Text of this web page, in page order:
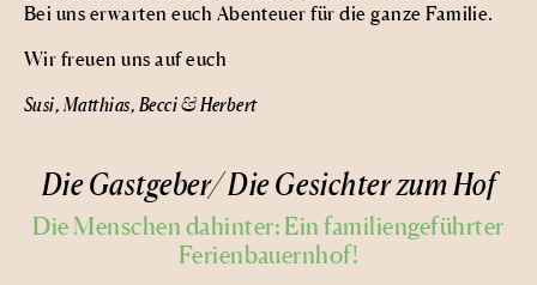
Bei uns erwarten euch Abenteuer für die ganze Familie.
Wir freuen uns auf euch
Susi, Matthias, Becci & Herbert
Die Gastgeber/ Die Gesichter zum Hof
Die Menschen dahinter: Ein familiengeführter
Ferienbauernhof!